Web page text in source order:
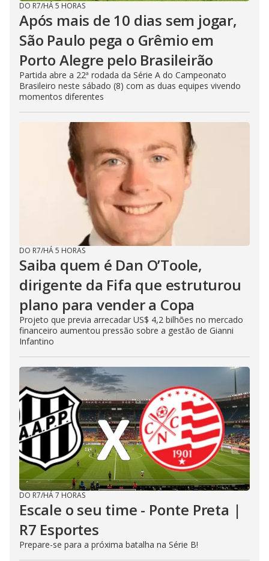
DO R7/HÁ 5 HORAS
Após mais de 10 dias sem jogar,
São Paulo pega o Grêmio em
Porto Alegre pelo Brasileirão
Partida abre a 22ª rodada da Série A do Campeonato
Brasileiro neste sábado (8) com as duas equipes vivendo
momentos diferentes
DO R7/HÁ 5 HORAS
Saiba quem é Dan O’Toole,
dirigente da Fifa que estruturou
plano para vender a Copa
Projeto que previa arrecadar US$ 4,2 bilhões no mercado
financeiro aumentou pressão sobre a gestão de Gianni
Infantino
DO R7/HÁ 7 HORAS
Escale o seu time - Ponte Preta |
R7 Esportes
Prepare-se para a próxima batalha na Série B!